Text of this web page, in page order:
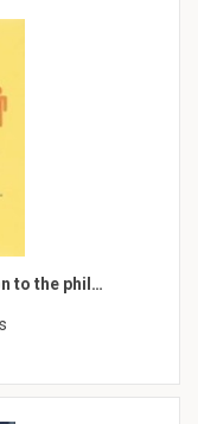
to the phil…